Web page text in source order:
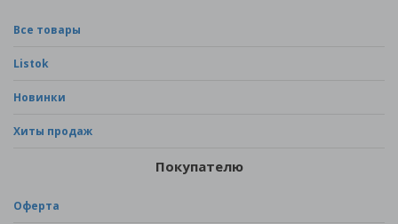
Все товары
Listok
Новинки
Хиты продаж
Покупателю
Оферта